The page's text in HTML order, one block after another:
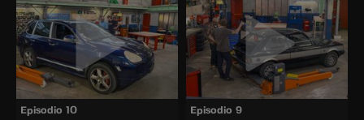
Episodio 10 Episodio 9